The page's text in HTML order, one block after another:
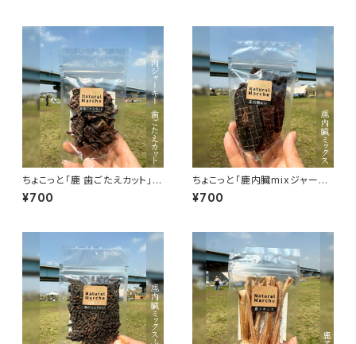
ちょこっと「鹿 歯ごたえカット」ジ
ビエ鹿 おやつ
¥700
ちょこっと「鹿内臓mixジャーキ
ー」ジビエ鹿 おやつ
¥700